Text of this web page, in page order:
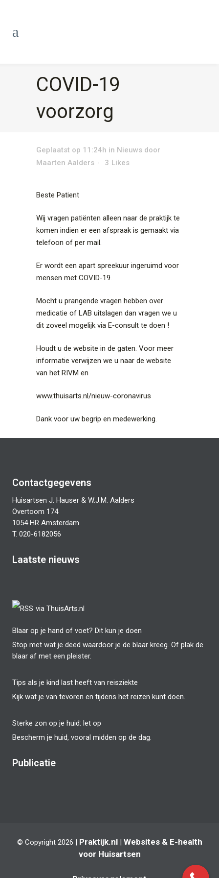
COVID-19
voorzorg
Geplaatst op 11:24h in Nieuws door
Maarten Aalders
3 Likes
Beste Patient
Wij vragen patiënten alleen naar de praktijk te
komen indien er een afspraak is gemaakt via
telefoon of per mail.
Er wordt een apart spreekuur ingeruimd voor
mensen met COVID-19.
Mocht u prangende vragen hebben over
medicatie of LAB uitslagen dan vragen we u
dit zoveel mogelijk via E-consult te doen !
Houdt u de website in de gaten. Voor meer
informatie verwijzen we u naar de website
van het RIVM en
www.thuisarts.nl/nieuw-coronavirus
Dank voor uw begrip en medewerking.
Contactgegevens
Huisartsen J. Hauser & W.J.M. Aalders
Overtoom 174
1054 HR Amsterdam
T. 020-6182056
Laatste nieuws
via ThuisArts.nl
Blaar op je hand of voet? Dit kun je doen
Stop met wat je deed waardoor je de blaar kreeg. Of plak de
blaar af met een pleister.
Tips als je kind last heeft van reisziekte
Kijk wat je van tevoren en tijdens het reizen kunt doen.
Sterke zon op je huid: let op
Bescherm je huid, vooral midden op de dag.
Publicatie
© Copyright 2026 | Praktijk.nl | Websites & E-health
voor Huisartsen